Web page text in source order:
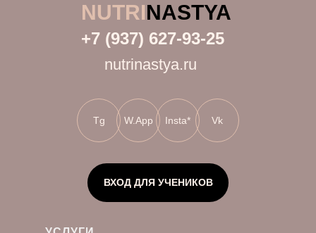
ВХОД ДЛЯ УЧЕНИКОВ
NUTRINASTYA
+7 (937) 627-93-25
nutrinastya.ru
Tg W.App Insta* Vk